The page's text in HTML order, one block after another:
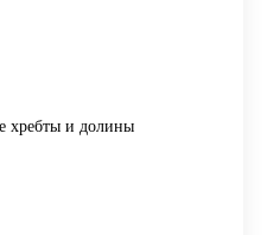
хребты и долины